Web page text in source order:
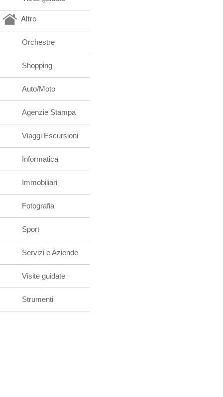
Altro
Orchestre
Shopping
Auto/Moto
Agenzie Stampa
Viaggi Escursioni
Informatica
Immobiliari
Fotografia
Sport
Servizi e Aziende
Visite guidate
Strumenti